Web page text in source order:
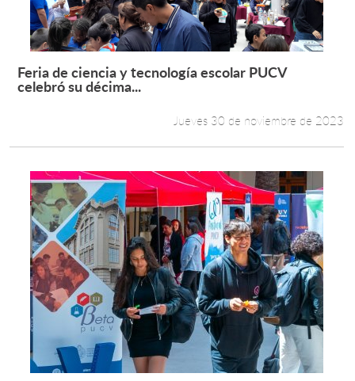
Leer más +
Feria de ciencia y tecnología escolar PUCV
celebró su décima...
Jueves 30 de noviembre de 2023